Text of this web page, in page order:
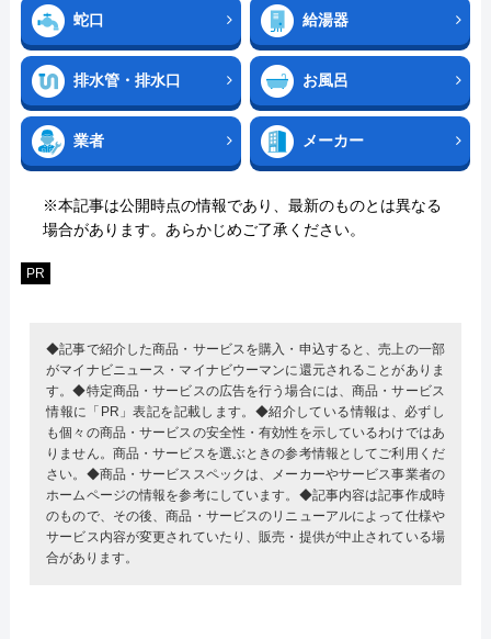
蛇口 給湯器
排水管・排水口 お風呂
業者 メーカー
※本記事は公開時点の情報であり、最新のものとは異なる
場合があります。あらかじめご了承ください。
PR
◆記事で紹介した商品・サービスを購入・申込すると、売上の一部
がマイナビニュース・マイナビウーマンに還元されることがありま
す。◆特定商品・サービスの広告を行う場合には、商品・サービス
情報に「PR」表記を記載します。◆紹介している情報は、必ずし
も個々の商品・サービスの安全性・有効性を示しているわけではあ
りません。商品・サービスを選ぶときの参考情報としてご利用くだ
さい。◆商品・サービススペックは、メーカーやサービス事業者の
ホームページの情報を参考にしています。◆記事内容は記事作成時
のもので、その後、商品・サービスのリニューアルによって仕様や
サービス内容が変更されていたり、販売・提供が中止されている場
合があります。